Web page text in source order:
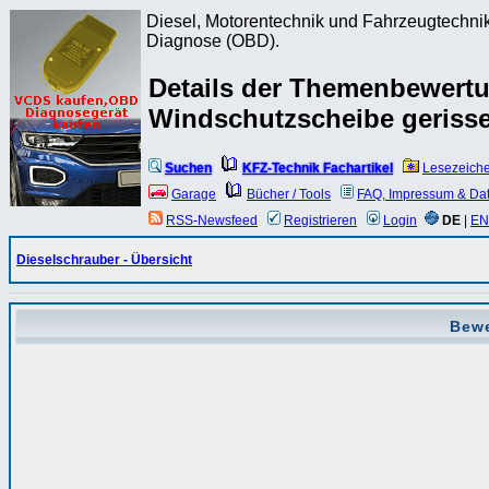
Diesel, Motorentechnik und
Diagnose (OBD).
Details der
Windschutzscheibe
Suchen KFZ-Technik Fachartikel
Garage
Bücher / Tools
FAQ, Impressum &
RSS-Newsfeed
Registrieren Login DE EN
Dieselschrauber - Übersicht